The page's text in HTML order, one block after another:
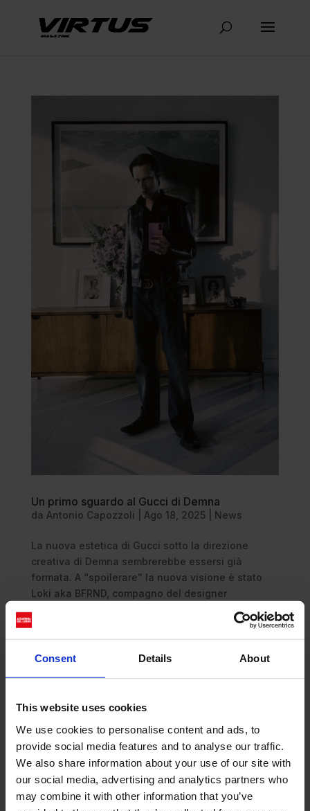
Consent Details About
This website uses cookies
We use cookies to personalise content and ads, to
provide social media features and to analyse our traffic.
We also share information about your use of our site with
our social media, advertising and analytics partners who
may combine it with other information that you’ve
Un primo sguardo al Gucci di Demna
da Antonio Capozzoli Ago 18, 2025 News
La nuova estetica di Gucci sotto la direzione
creativa di Demna sembrerebbe essersi già
formata. A “spoilerare” la nuova visione è stato
Loki aka BFRND, compagno del designer
georgiano, attraverso un mirror selfie in total look
Gucci. L’immagine, rimossa pochi secondi...
Cerca
Dolce Vita Riviera
Le donne omeriche e l’eterna resistenza: il
coraggio di chi persiste all’ombra degli eroi
Slayyyter e il sogno decadente della provincia